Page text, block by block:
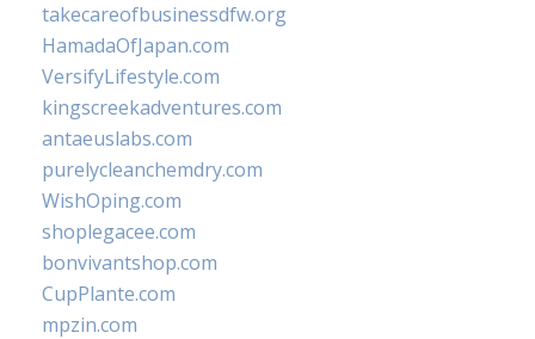
takecareofbusinessdfw.org
HamadaOfJapan.com
VersifyLifestyle.com
kingscreekadventures.com
antaeuslabs.com
purelycleanchemdry.com
WishOping.com
shoplegacee.com
bonvivantshop.com
CupPlante.com
mpzin.com